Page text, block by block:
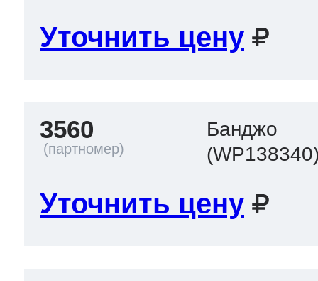
Уточнить цену
3560
Банджо
Уточнить цену